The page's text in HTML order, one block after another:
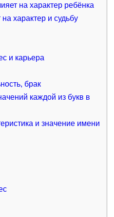
на характер ребёнка
характер и судьбу
и карьера
брак
каждой из букв в
и значение имени